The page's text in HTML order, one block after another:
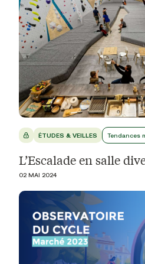
ÉTUDES & VEILLES Tendances
L’Escalade en salle
02 MAI 2024